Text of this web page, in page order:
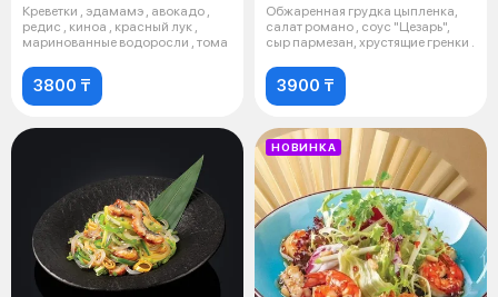
Креветки , эдамамэ , авокадо ,
редис , киноа , красный лук ,
маринованные водоросли , тома
3800 ₸
Обжаренная грудка цыпленка,
салат романо , соус "Цезарь",
сыр пармезан, хрустящие гренки .
3900 ₸
НОВИНКА